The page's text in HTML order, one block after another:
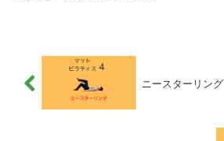
ニースターリング